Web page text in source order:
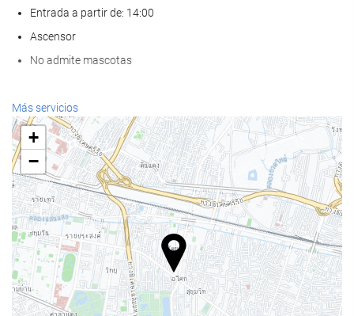
Entrada a partir de: 14:00
Ascensor
No admite mascotas
Bienestar
Spa
Hammam
Sauna
Gimnasio
Piscina
Piscina
Piscina infantil
Más servicios
+
−